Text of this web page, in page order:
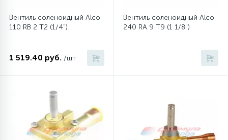
Улитки помп
Шкивы барабана
Шланги слива
Вентиль соленоидный Alco
110 RB 2 T2 (1/4")
1 519.40 руб. /шт
Вентиль соленоидный Alco
240 RA 9 T9 (1 1/8")